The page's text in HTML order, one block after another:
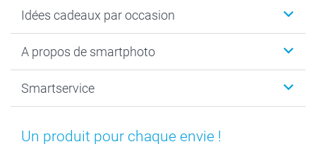
Calendrier photo & Agenda photo
Tirage photo & agrandissement
Faire-part & Cartes
Coques smartphone
Idées cadeaux par occasion
Anniversaire
Naissance & baptême
Fête des Mères
A propos de smartphoto
Plan du site
Droit de rétraction
Smartservice
Aide
Un produit pour chaque envie !